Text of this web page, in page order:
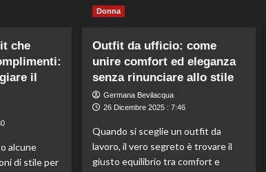
tensioni
in
famiglia:
consigli
dagli
per
un
Natale
che
il
alcune
di stile per
Donna
Outfit da ufficio: come
unire comfort ed eleganza
senza rinunciare allo stile
Germana Bevilacqua
26 Dicembre 2025 : 7:46
Quando si sceglie un outfit da
lavoro, il vero segreto è trovare il
giusto equilibrio tra comfort e